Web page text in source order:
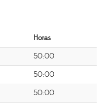
Horas
50:00
50:00
50:00